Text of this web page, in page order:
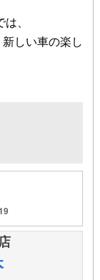
、
しい車の楽し